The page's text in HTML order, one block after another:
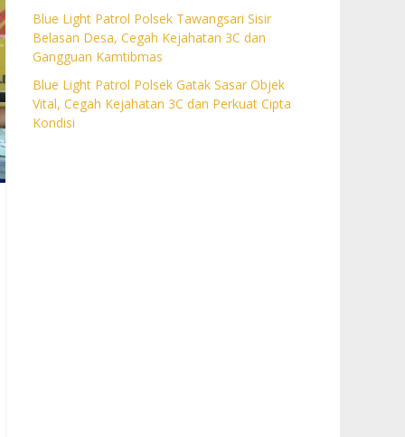
Blue Light Patrol Polsek Tawangsari Sisir
Belasan Desa, Cegah Kejahatan 3C dan
Gangguan Kamtibmas
Blue Light Patrol Polsek Gatak Sasar Objek
Vital, Cegah Kejahatan 3C dan Perkuat Cipta
Kondisi